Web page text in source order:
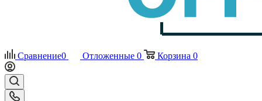
Сравнение0 Отложенные 0 Корзина 0